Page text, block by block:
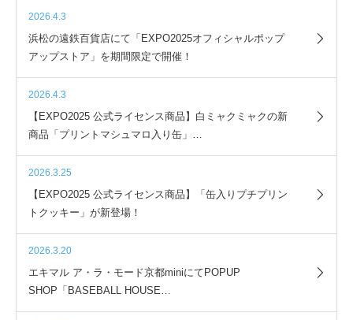
2026.4.3
浜松の遠鉄百貨店にて「EXPO2025オフィシャルポップ
アップストア」を期間限定で開催！
2026.4.3
【EXPO2025 公式ライセンス商品】白ミャクミャクの新
商品「プリントマシュマロ入り缶」…
2026.3.25
【EXPO2025 公式ライセンス商品】「缶入りプチプリン
トクッキー」が新登場！
2026.3.20
エキマル ア・ラ・モード京都miniにてPOPUP
SHOP「BASEBALL HOUSE…